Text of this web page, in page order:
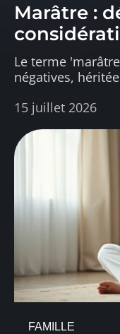
Marâtre :
Le terme
négatives,
15 juillet 2026
FAMILLE